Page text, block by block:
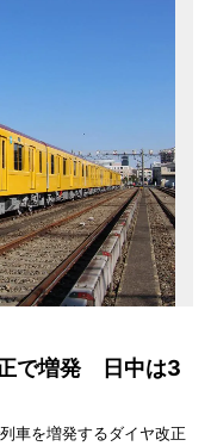
で増発 日中は3
車を増発するダイヤ改正